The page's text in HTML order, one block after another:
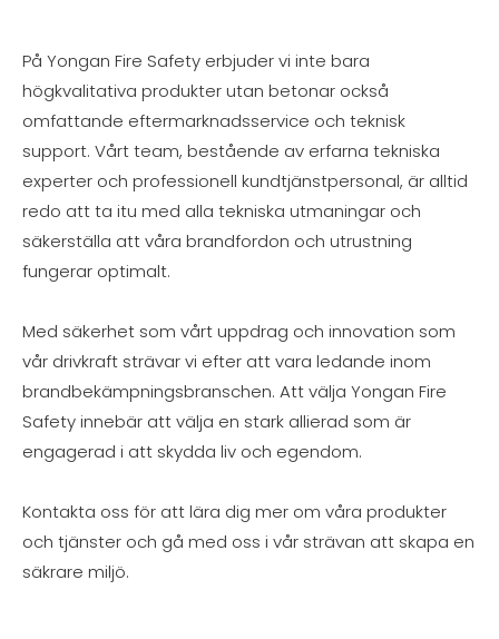
På Yongan Fire Safety erbjuder vi inte bara
högkvalitativa produkter utan betonar också
omfattande eftermarknadsservice och teknisk
support. Vårt team, bestående av erfarna tekniska
experter och professionell kundtjänstpersonal, är alltid
redo att ta itu med alla tekniska utmaningar och
säkerställa att våra brandfordon och utrustning
fungerar optimalt.
Med säkerhet som vårt uppdrag och innovation som
vår drivkraft strävar vi efter att vara ledande inom
brandbekämpningsbranschen. Att välja Yongan Fire
Safety innebär att välja en stark allierad som är
engagerad i att skydda liv och egendom.
Kontakta oss för att lära dig mer om våra produkter
och tjänster och gå med oss ​​i vår strävan att skapa en
säkrare miljö.